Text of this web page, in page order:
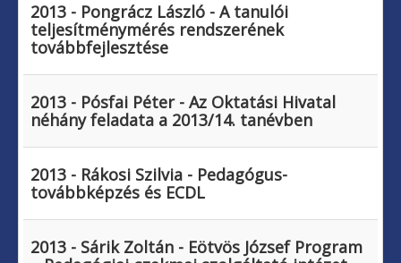
2013 - Pongrácz László - A tanulói
teljesítménymérés rendszerének
továbbfejlesztése
2013 - Pósfai Péter - Az Oktatási Hivatal
néhány feladata a 2013/14. tanévben
2013 - Rákosi Szilvia - Pedagógus-
továbbképzés és ECDL
2013 - Sárik Zoltán - Eötvös József Program